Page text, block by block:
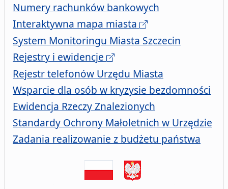
Numery rachunków bankowych
Interaktywna mapa miasta
System Monitoringu Miasta Szczecin
Rejestry i ewidencje
Rejestr telefonów Urzędu Miasta
Wsparcie dla osób w kryzysie bezdomności
Ewidencja Rzeczy Znalezionych
Standardy Ochrony Małoletnich w Urzędzie
Zadania realizowanie z budżetu państwa